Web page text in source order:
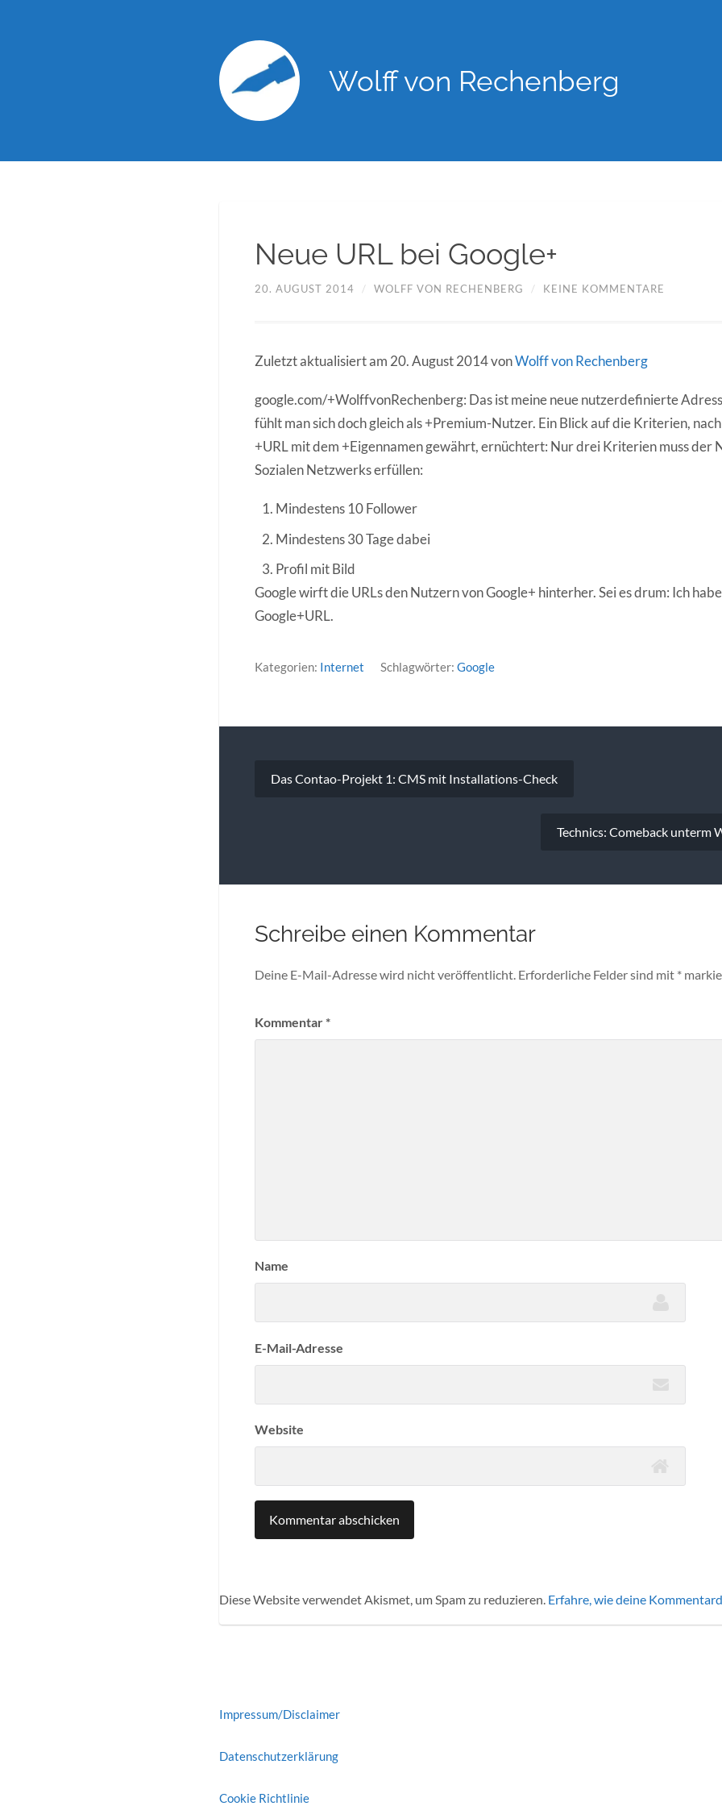
Wolff von Rechenberg
Neue URL bei Google+
20. AUGUST 2014 / WOLFF VON RECHENBERG / KEINE KOMMENTARE
Zuletzt aktualisiert am 20. August 2014 vonWolff von Rechenberg
google.com/+WolffvonRechenberg: Das ist meine neue nutzerdefinierte
fühlt man sich doch gleich als +Premium-Nutzer. Ein Blick auf die Kriterien,
+URL mit dem +Eigennamen gewährt, ernüchtert: Nur drei Kriterien muss der
Sozialen Netzwerks erfüllen:
Mindestens 10 Follower
Mindestens 30 Tage dabei
Profil mit Bild
Google wirft die URLs den Nutzern von Google+ hinterher. Sei es drum: Ich
Google+URL.
Kategorien: Internet Schlagwörter: Google
Das Contao-Projekt 1: CMS mit Installations-Check
Technics: Comeback unterm
Schreibe einen Kommentar
Deine E-Mail-Adresse wird nicht veröffentlicht. Erforderliche Felder sind mit *
Kommentar*
Name
E-Mail-Adresse
Website
Diese Website verwendet Akismet, um Spam zu reduzieren. Erfahre, wie deine
Impressum/Disclaimer
Datenschutzerklärung
Cookie Richtlinie